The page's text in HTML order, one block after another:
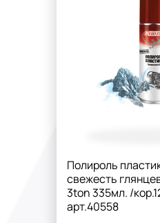
Полироль
свежесть
3ton 335мл. /
арт.40558